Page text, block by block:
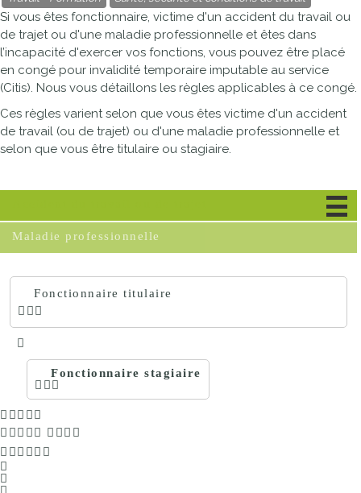
Si vous êtes fonctionnaire, victime d'un accident du travail ou
de trajet ou d'une maladie professionnelle et êtes dans
l’incapacité d'exercer vos fonctions, vous pouvez être placé
en congé pour invalidité temporaire imputable au service
(Citis). Nous vous détaillons les règles applicables à ce congé.
Ces règles varient selon que vous êtes victime d'un accident
de travail (ou de trajet) ou d'une maladie professionnelle et
selon que vous être titulaire ou stagiaire.
Maladie professionnelle
Fonctionnaire titulaire
Fonctionnaire stagiaire